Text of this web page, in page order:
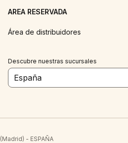
AREA RESERVADA
Área de distribuidores
Descubre nuestras sucursales
España
- ESPAÑA